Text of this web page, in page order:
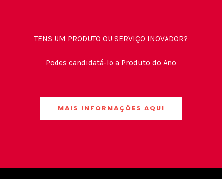
TENS UM PRODUTO OU SERVIÇO INOVADOR?
Podes candidatá-lo a Produto do Ano
MAIS INFORMAÇÕES AQUI